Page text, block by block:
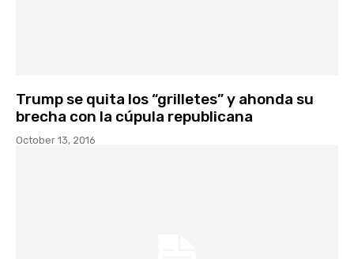
Trump se quita los “grilletes” y ahonda su
brecha con la cúpula republicana
October 13, 2016